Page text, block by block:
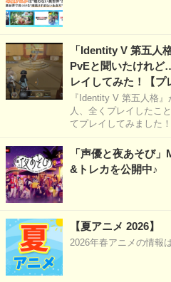
「Identity V 第五人
PvEと聞いたけれど
レイしてみた！【プ
『Identity V 第五人格
人、全くプレイしたこ
てプレイしてみました！
「声優と夜あそび
&トレカを公開中♪
【夏アニメ 2026】
2026年春アニメの情報